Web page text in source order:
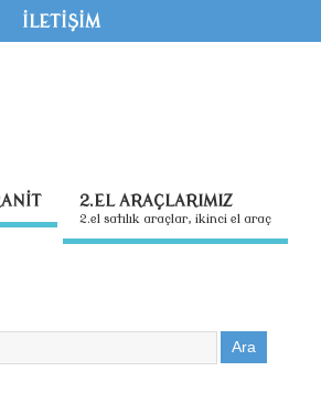
İLETİŞİM
2.EL ARAÇLARIMIZ
2.el satılık araçlar, ikinci el araç